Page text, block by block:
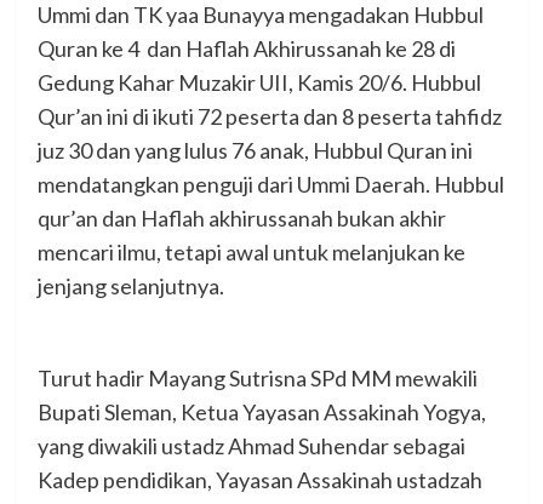
Ummi dan TK yaa Bunayya mengadakan Hubbul
Quran ke 4 dan Haflah Akhirussanah ke 28 di
Gedung Kahar Muzakir UII, Kamis 20/6. Hubbul
Qur’an ini di ikuti 72 peserta dan 8 peserta tahfidz
juz 30 dan yang lulus 76 anak, Hubbul Quran ini
mendatangkan penguji dari Ummi Daerah. Hubbul
qur’an dan Haflah akhirussanah bukan akhir
mencari ilmu, tetapi awal untuk melanjukan ke
jenjang selanjutnya.
Turut hadir Mayang Sutrisna SPd MM mewakili
Bupati Sleman, Ketua Yayasan Assakinah Yogya,
yang diwakili ustadz Ahmad Suhendar sebagai
Kadep pendidikan, Yayasan Assakinah ustadzah